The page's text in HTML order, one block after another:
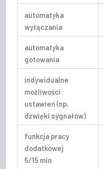
automatyka
wyłączania
automatyka
gotowania
indywidualne
możliwości
ustawień (np.
dźwięki sygnałów)
funkcja pracy
dodatkowej
5/15 min